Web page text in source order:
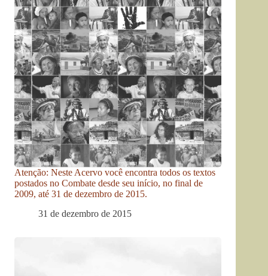
Atenção: Neste Acervo você encontra todos os textos
postados no Combate desde seu início, no final de
2009, até 31 de dezembro de 2015.
31 de dezembro de 2015